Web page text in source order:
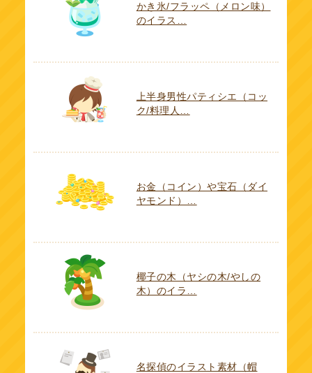
かき氷/フラッペ（メロン味）
のイラス…
上半身男性パティシエ（コッ
ク/料理人…
お金（コイン）や宝石（ダイ
ヤモンド）…
椰子の木（ヤシの木/やしの
木）のイラ…
名探偵のイラスト素材（帽